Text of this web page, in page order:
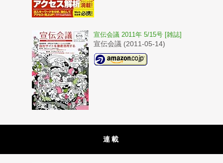
宣伝会議 2011年 5/15号 [雑誌]
宣伝会議 (2011-05-14)
連載